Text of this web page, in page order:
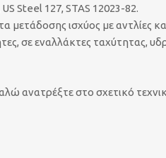
Steel 127, STAS 12023-82.
μετάδοσης ισχύος με αντλίες
σε εναλλάκτες ταχύτητας,
ανατρέξτε στο σχετικό